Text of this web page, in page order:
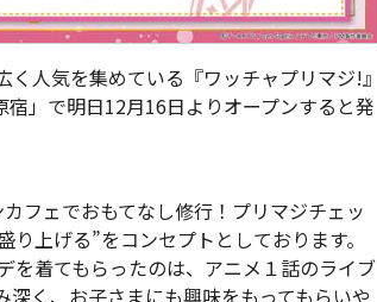
人気を集めている『ワッチャプリマジ!』
宿」で明日12月16日よりオープンすると発
フェでおもてなし修行！プリマジチェッ
上げる”をコンセプトとしております。
を着てもらったのは、アニメ１話のライブ
く、お子さまにも興味をもってもらいや